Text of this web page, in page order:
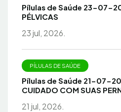
Pílulas de Saúde 23-07-
PÉLVICAS
23 jul, 2026.
PÍLULAS DE SAÚDE
Pílulas de Saúde 21-07-
CUIDADO COM SUAS
21 jul, 2026.